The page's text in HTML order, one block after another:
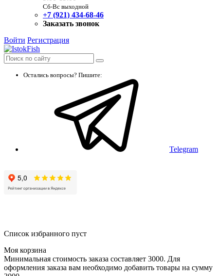
Сб-Вс выходной
+7 (921) 434-68-46
Заказать звонок
Войти Регистрация
Остались вопросы? Пишите:
Telegram
Список избранного пуст
Моя корзина
Минимальная стоимость заказа составляет 3000. Для
оформления заказа вам необходимо добавить товары на сумму